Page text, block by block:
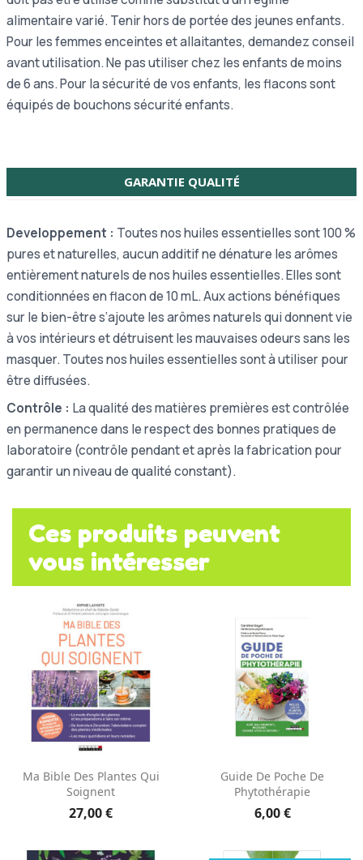
alimentaire varié. Tenir hors de portée des jeunes enfants.
Pour les femmes enceintes et allaitantes, demandez conseil
avant utilisation. Ne pas utiliser chez les enfants de moins
de 6 ans. Pour la sécurité de vos enfants, les flacons sont
équipés de bouchons sécurité enfants.
GARANTIE QUALITÉ
Developpement : Toutes nos huiles essentielles sont 100 %
pures et naturelles, aucun additif ne dénature les arômes
entièrement naturels de nos huiles essentielles. Elles sont
conditionnées en flacon de 10 mL. Aux actions bénéfiques
sur le bien-être s’ajoute les arômes naturels qui donnent vie
à vos intérieurs et détruisent les mauvaises odeurs sans les
masquer. Toutes nos huiles essentielles sont à utiliser pour
être diffusées.
Contrôle : La qualité des matières premières est contrôlée
en permanence dans le respect des bonnes pratiques de
laboratoire (contrôle pendant et après la fabrication pour
garantir un niveau de qualité constant).
Ces produits peuvent
vous intéresser
Ma Bible Des Plantes Qui
Soignent
27,00 €
Guide De Poche De
Phytothérapie
6,00 €